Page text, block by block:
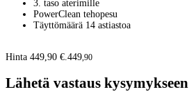
3. taso aterimille
PowerClean tehopesu
Täyttömäärä 14 astiastoa
Hinta 449,90 €. 449,90
Lähetä vastaus kysymykseen